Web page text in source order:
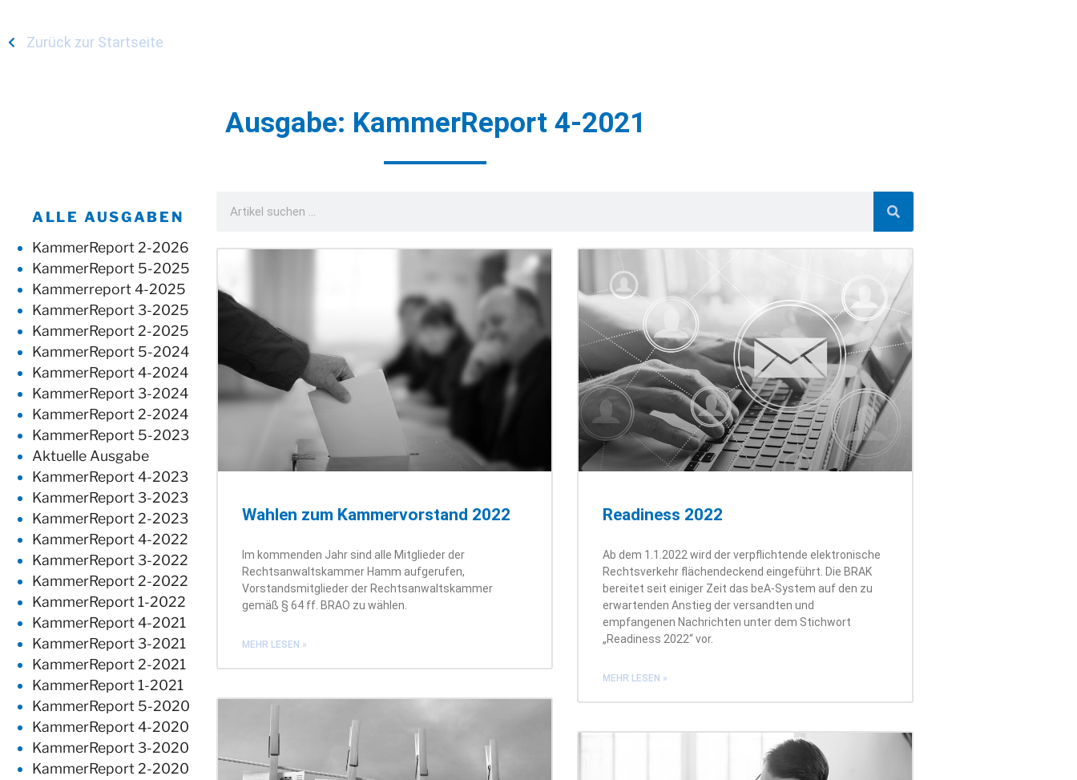
Zurück zur Startseite
Ausgabe: KammerReport 4-2021
ALLE AUSGABEN
KammerReport 2-2026
KammerReport 5-2025
Kammerreport 4-2025
KammerReport 3-2025
KammerReport 2-2025
KammerReport 5-2024
KammerReport 4-2024
KammerReport 3-2024
KammerReport 2-2024
KammerReport 5-2023
Aktuelle Ausgabe
KammerReport 4-2023
KammerReport 3-2023
KammerReport 2-2023
KammerReport 4-2022
KammerReport 3-2022
KammerReport 2-2022
KammerReport 1-2022
KammerReport 4-2021
KammerReport 3-2021
KammerReport 2-2021
KammerReport 1-2021
KammerReport 5-2020
KammerReport 4-2020
KammerReport 3-2020
KammerReport 2-2020
Wahlen zum Kammervorstand 2022
Im kommenden Jahr sind alle Mitglieder der
Rechtsanwaltskammer Hamm aufgerufen,
Vorstandsmitglieder der Rechtsanwaltskammer
gemäß § 64 ff. BRAO zu wählen.
MEHR LESEN »
Readiness 2022
Ab dem 1.1.2022 wird der verpflichtende elektronische
Rechtsverkehr flächendeckend eingeführt. Die BRAK
bereitet seit einiger Zeit das beA-System auf den zu
erwartenden Anstieg der versandten und
empfangenen Nachrichten unter dem Stichwort
„Readiness 2022“ vor.
MEHR LESEN »